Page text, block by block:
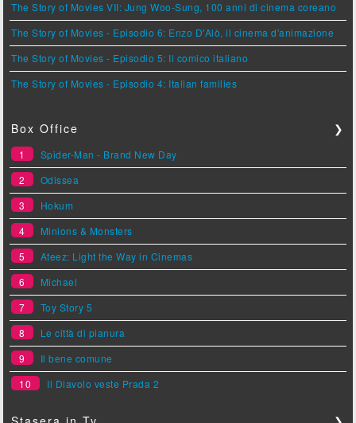
The Story of Movies VII: Jung Woo-Sung, 100 anni di cinema coreano
The Story of Movies - Episodio 6: Enzo D'Alò, il cinema d'animazione
The Story of Movies - Episodio 5: Il comico italiano
The Story of Movies - Episodio 4: Italian families
Box Office ❯
1
Spider-Man - Brand New Day
2
Odissea
3
Hokum
4
Minions & Monsters
5
Ateez: Light the Way in Cinemas
6
Michael
7
Toy Story 5
8
Le città di pianura
9
Il bene comune
10
Il Diavolo veste Prada 2